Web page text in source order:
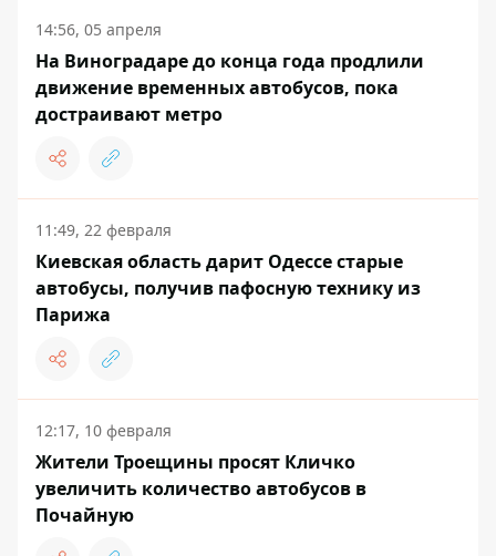
14:56, 05 апреля
На Виноградаре до конца года продлили
движение временных автобусов, пока
достраивают метро
11:49, 22 февраля
Киевская область дарит Одессе старые
автобусы, получив пафосную технику из
Парижа
12:17, 10 февраля
Жители Троещины просят Кличко
увеличить количество автобусов в
Почайную